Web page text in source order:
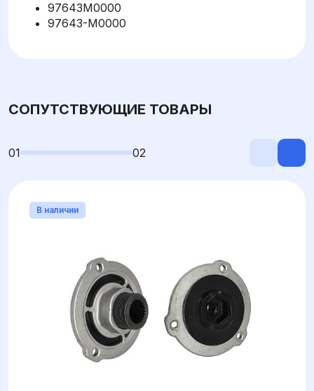
97643M0000
97643-M0000
СОПУТСТВУЮЩИЕ ТОВАРЫ
01 02
В наличии